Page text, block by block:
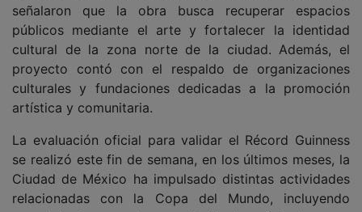
señalaron que la obra busca recuperar espacios
públicos mediante el arte y fortalecer la identidad
cultural de la zona norte de la ciudad. Además, el
proyecto contó con el respaldo de organizaciones
culturales y fundaciones dedicadas a la promoción
artística y comunitaria.
La evaluación oficial para validar el Récord Guinness
se realizó este fin de semana, en los últimos meses, la
Ciudad de México ha impulsado distintas actividades
relacionadas con la Copa del Mundo, incluyendo